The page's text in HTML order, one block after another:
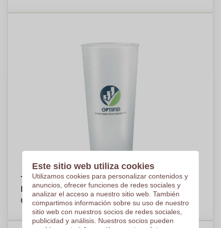
Taza de Medición Transparente con Nivel de
Llenado - 0.5L - Appleby - Peñalba
€4,70 Por pieza, base en 250 piezas
Este sitio web utiliza cookies
Utilizamos cookies para personalizar contenidos y
anuncios, ofrecer funciones de redes sociales y
analizar el acceso a nuestro sitio web. También
compartimos información sobre su uso de nuestro
sitio web con nuestros socios de redes sociales,
publicidad y análisis. Nuestros socios pueden